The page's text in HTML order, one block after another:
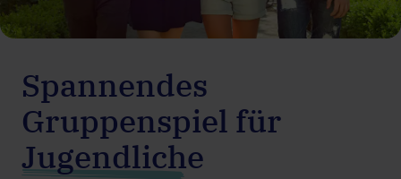
Spannendes
Gruppenspiel für
Jugendliche